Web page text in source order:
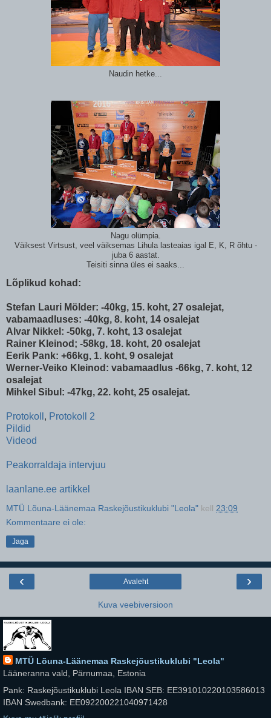
Naudin hetke...
Nagu olümpia.
Väiksest Virtsust, veel väiksemas Lihula lasteaias igal E, K, R õhtu -
juba 6 aastat.
Teisiti sinna üles ei saaks...
Lõplikud kohad:
Stefan Lauri Mölder: -40kg, 15. koht, 27 osalejat,
vabamaadluses: -40kg, 8. koht, 14 osalejat
Alvar Nikkel: -50kg, 7. koht, 13 osalejat
Rainer Kleinod; -58kg, 18. koht, 20 osalejat
Eerik Pank: +66kg, 1. koht, 9 osalejat
Werner-Veiko Kleinod: vabamaadlus -66kg, 7. koht, 12
osalejat
Mihkel Sibul: -47kg, 22. koht, 25 osalejat.
Protokoll , Protokoll 2
Pildid
Videod
Peakorraldaja intervjuu
laanlane.ee artikkel
MTÜ Lõuna-Läänemaa Raskejõustikuklubi "Leola" kell 23:09
Kommentaare ei ole:
Jaga
‹ ›
Avaleht
Kuva veebiversioon
MTÜ Lõuna-Läänemaa Raskejõustikuklubi "Leola"
Lääneranna vald, Pärnumaa, Estonia
Pank: Raskejõustikuklubi Leola IBAN SEB: EE391010220103586013
IBAN Swedbank: EE092200221040971428